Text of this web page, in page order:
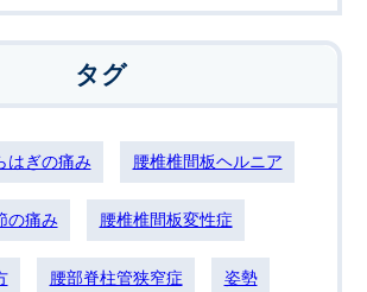
タグ
はぎの痛み 腰椎椎間板ヘルニア
の痛み 腰椎椎間板変性症
腰部脊柱管狭窄症 姿勢